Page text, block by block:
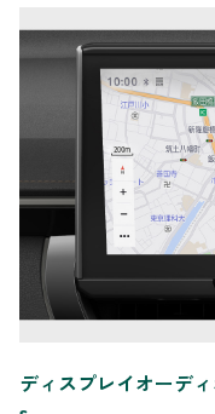
ディスプレイオーデ